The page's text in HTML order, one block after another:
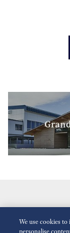
We use cookies